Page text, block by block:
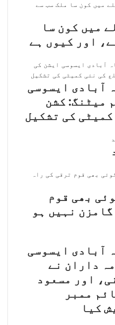
میں کون سا
اور کیوں ہے
آبادی ایسوسی
میٹنگ: کشن
کی تشکیل
بھی قوم
نہیں ہو
آبادی ایسوسی
داران نے
اور مسعود
ممبر
کیا